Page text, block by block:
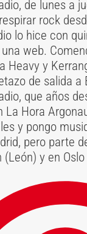
de lunes a
rock
lo hice con
web.
Heavy y
de salida a
que años
La Hora
y pongo
pero parte
y en